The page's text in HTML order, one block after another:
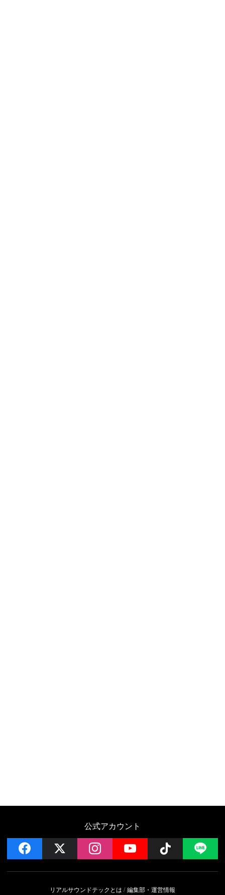
公式アカウント
facebook instagramYouTube Follow
リアルサウンドテックとは 編集部・運営情報